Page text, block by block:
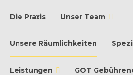
Die Praxis Unser Team
Unsere Räumlichkeiten
Leistungen GOT